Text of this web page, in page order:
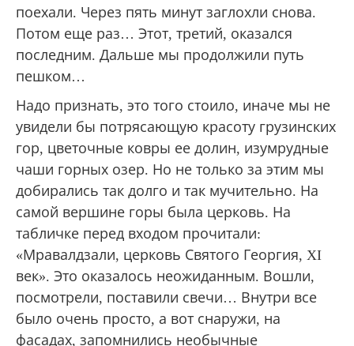
поехали. Через пять минут заглохли снова.
Потом еще раз… Этот, третий, оказался
последним. Дальше мы продолжили путь
пешком…
Надо признать, это того стоило, иначе мы не
увидели бы потрясающую красоту грузинских
гор, цветочные ковры ее долин, изумрудные
чаши горных озер. Но не только за этим мы
добирались так долго и так мучительно. На
самой вершине горы была церковь. На
табличке перед входом прочитали:
«Мравалдзали, церковь Святого Георгия, XI
век». Это оказалось неожиданным. Вошли,
посмотрели, поставили свечи… Внутри все
было очень просто, а вот снаружи, на
фасадах, запомнились необычные